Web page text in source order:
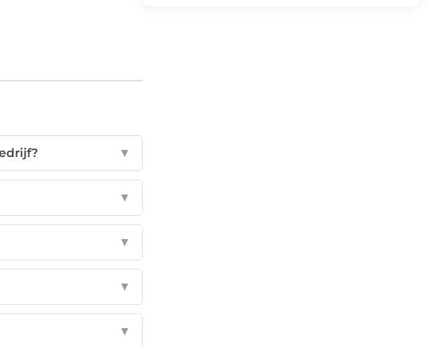
▼
▼
▼
▼
▼